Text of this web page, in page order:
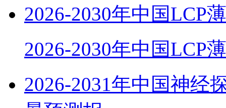
2026-2030年中国LCP
2026-2030年中国LCP
2026-2031年中国神经